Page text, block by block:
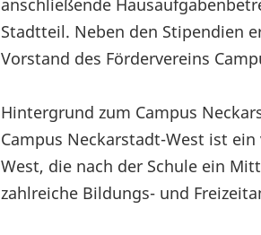
anschließende
Stadtteil. Neben den Stipendien
Vorstand des Fördervereins
Hintergrund zum Campus
Campus Neckarstadt-West ist
West, die nach der Schule ein
zahlreiche Bildungs- und